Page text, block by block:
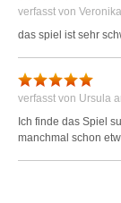
verfasst von Veronika
das spiel ist sehr
verfasst von Ursula
Ich finde das Spiel
manchmal schon